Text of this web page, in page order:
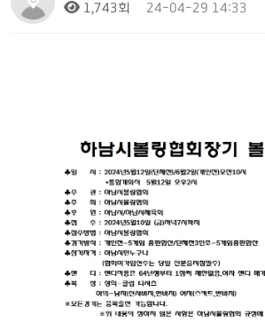
1,743회
24-04-29 14:33